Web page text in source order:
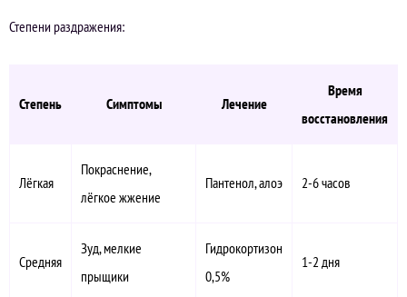
Степени раздражения:
Степень Симптомы Лечение
Время
восстановления
Лёгкая
Покраснение,
лёгкое жжение
Пантенол, алоэ 2-6 часов
Средняя
Зуд, мелкие
прыщики
Гидрокортизон
0,5%
1-2 дня